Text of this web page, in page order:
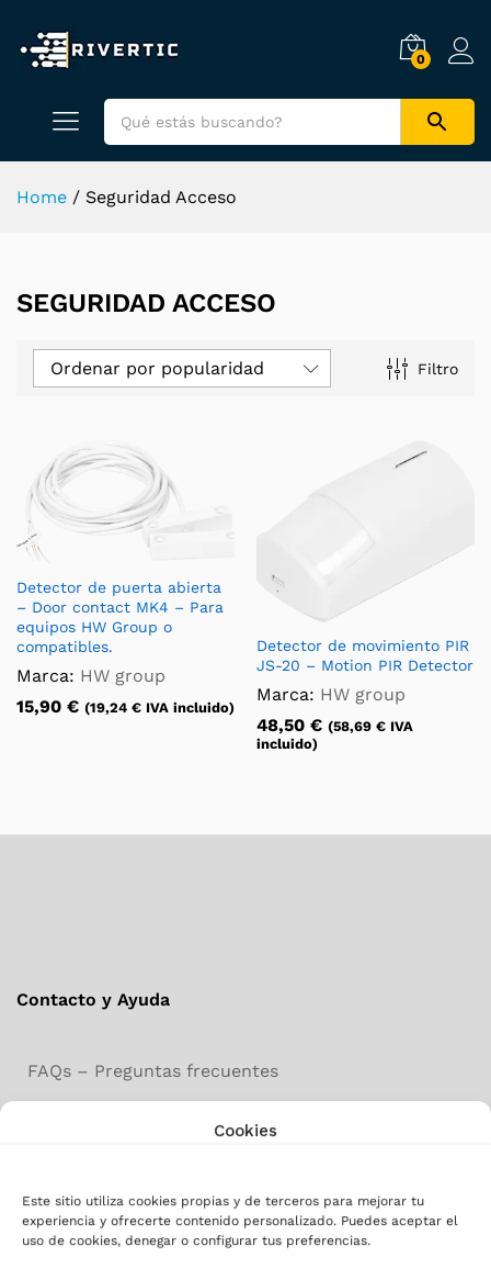
Cookies
Este sitio utiliza cookies propias y de terceros para mejorar tu
experiencia y ofrecerte contenido personalizado. Puedes aceptar el
uso de cookies, denegar o configurar tus preferencias.
0
Home / Seguridad Acceso
SEGURIDAD ACCESO
Filtro
Ordenar por popularidad
Detector de puerta abierta
– Door contact MK4 – Para
equipos HW Group o
compatibles.
Marca: HW group
15,90 € (19,24 € IVA incluido)
Detector de movimiento PIR
JS-20 – Motion PIR Detector
Marca: HW group
48,50 € (58,69 € IVA
incluido)
Contacto y Ayuda
FAQs – Preguntas frecuentes
Documentación técnica y Soporte